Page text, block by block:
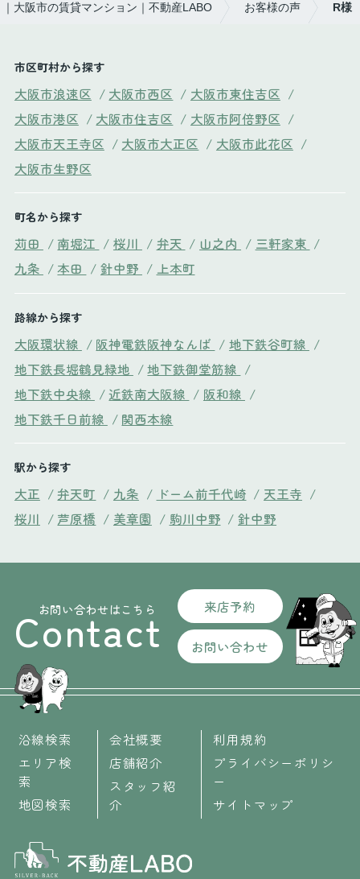
｜大阪市の賃貸マンション｜不動産LABO お客様の声 R様
市区町村から探す
大阪市浪速区 / 大阪市西区 / 大阪市東住吉区 /
大阪市港区 / 大阪市住吉区 / 大阪市阿倍野区 /
大阪市天王寺区 / 大阪市大正区 / 大阪市此花区 /
大阪市生野区
町名から探す
苅田 / 南堀江 / 桜川 / 弁天 / 山之内 / 三軒家東 /
九条 / 本田 / 針中野 / 上本町
路線から探す
大阪環状線 / 阪神電鉄阪神なんば / 地下鉄谷町線 /
地下鉄長堀鶴見緑地 / 地下鉄御堂筋線 /
地下鉄中央線 / 近鉄南大阪線 / 阪和線 /
地下鉄千日前線 / 関西本線
駅から探す
大正 / 弁天町 / 九条 / ドーム前千代崎 / 天王寺 /
桜川 / 芦原橋 / 美章園 / 駒川中野 / 針中野
お問い合わせはこちら
Contact 来店予約
お問い合わせ
沿線検索
エリア検
索
地図検索
会社概要
店舗紹介
スタッフ紹
介
利用規約
プライバシーポリシ
ー
サイトマップ